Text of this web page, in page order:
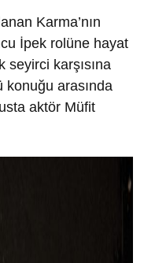
Karma’nın
İpek rolüne hayat
karşısına
konuğu arasında
aktör Müfit